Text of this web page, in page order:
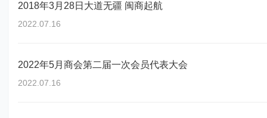
2018年3月28日大道无疆 闽商起航
2022.07.16
2022年5月商会第二届一次会员代表大会
2022.07.16